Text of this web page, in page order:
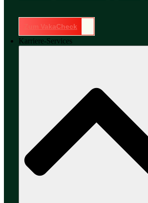
Zum VakaCheck
Karriere-Services